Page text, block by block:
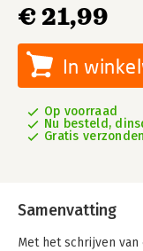
€ 21,99
In
Op voorraad
Nu besteld,
Gratis verzonden
Samenvatting
Met het schrijven